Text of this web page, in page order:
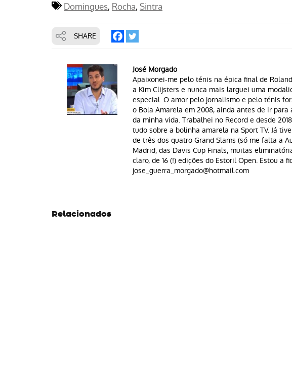
Domingues Rocha Sintra
SHARE
José Morgado
Apaixonei-me pelo ténis na épica final de
a Kim Clijsters e nunca mais larguei uma
especial. O amor pelo jornalismo e pelo ténis
o Bola Amarela em 2008, ainda antes de ir
da minha vida. Trabalhei no Record e desde
tudo sobre a bolinha amarela na Sport TV. Já
de três dos quatro Grand Slams (só me falta a
Madrid, das Davis Cup Finals, muitas
claro, de 16 (!) edições do Estoril Open. Estou a
jose_guerra_morgado@hotmail.com
Relacionados